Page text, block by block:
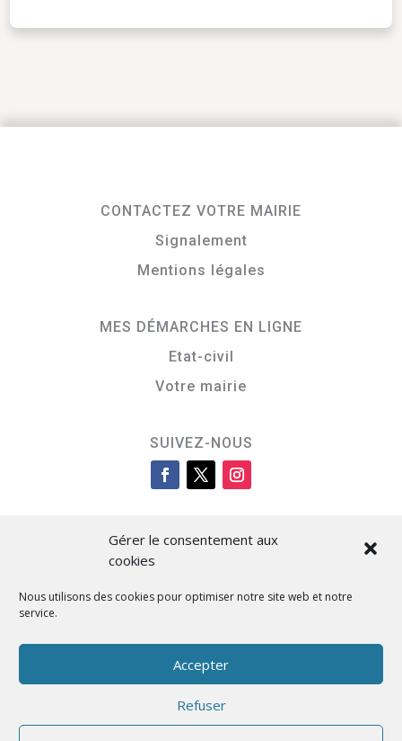
Gérer le consentement aux
cookies
Nous utilisons des cookies pour optimiser notre site web et notre
service.
Accepter
Refuser
CONTACTEZ VOTRE MAIRIE
Signalement
Mentions légales
MES DÉMARCHES EN LIGNE
Etat-civil
Votre mairie
SUIVEZ-NOUS
Cità di L’Isula
Designed by BKM Web Consulting